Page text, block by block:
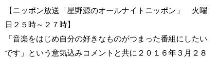
【ニッポン放送「星野源のオールナイトニッポン」 火曜
日２５時～２７時】
「音楽をはじめ自分の好きなものがつまった番組にしたい
です」という意気込みコメントと共に２０１６年３月２８